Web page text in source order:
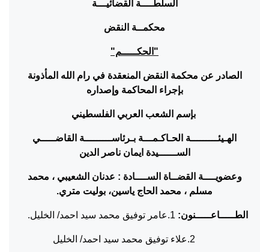
السلطــــة القضائيـــة
محكمــة النقض
"الحكـــــم"
الصادر عن محكمة النقض المنعقدة في رام الله المأذونة
بإجراء المحاكمة وإصداره
بإسم الشعب العربي الفلسطيني
الهـيئـــــــــة الحـاكـمـــة بـرئاســـــــــة القاضـــــي
الســــــيدة ايمان ناصر الدين
وعضويــــة القضــاة الســــادة : عدنان الشعيبي ، محمد
مسلم ، محمد الحاج ياسين، بوليت متري.
الطـــــاعـــــنون:
2.علاء توفيق محمد سيد احمد/ الخليل